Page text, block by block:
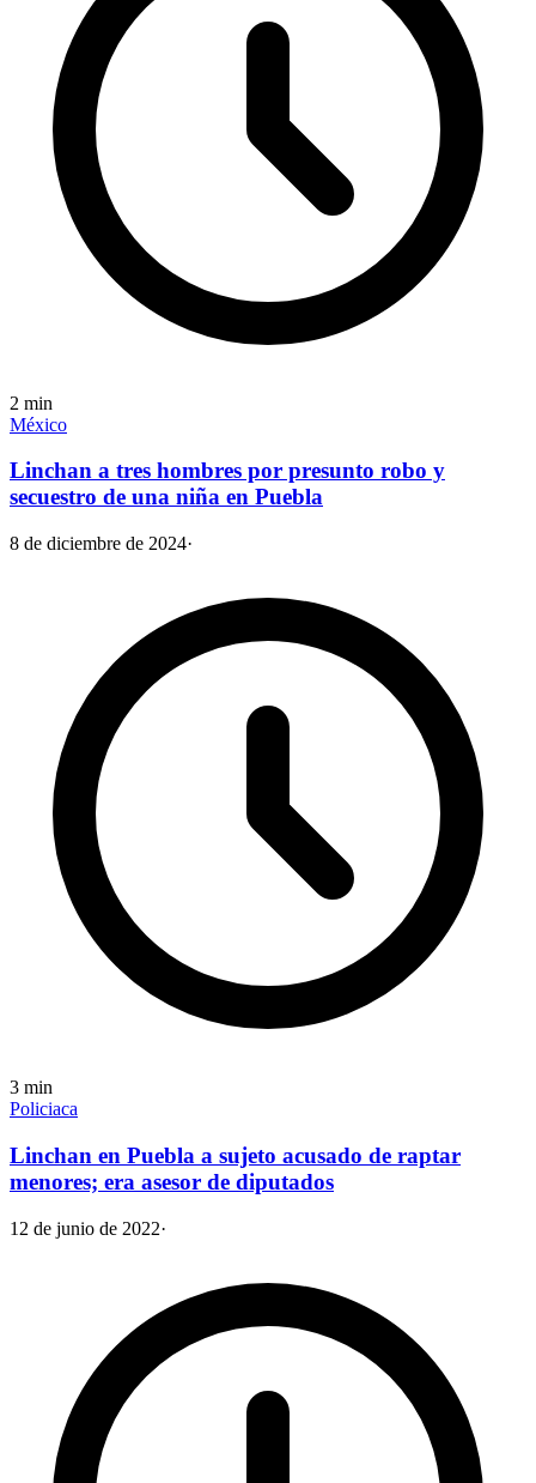
2 min
México
Linchan a tres hombres por presunto robo y
secuestro de una niña en Puebla
8 de diciembre de 2024·
3 min
Policiaca
Linchan en Puebla a sujeto acusado de raptar
menores; era asesor de diputados
12 de junio de 2022·